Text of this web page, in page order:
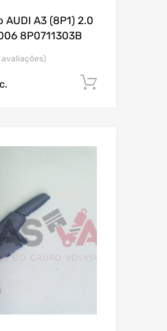
AUDI A3 (8P1) 2.0
8P0711303B